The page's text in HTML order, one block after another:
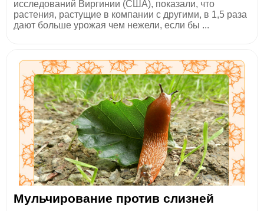
исследований Виргинии (США), показали, что
растения, растущие в компании с другими, в 1,5 раза
дают больше урожая чем нежели, если бы ...
Мульчирование против слизней